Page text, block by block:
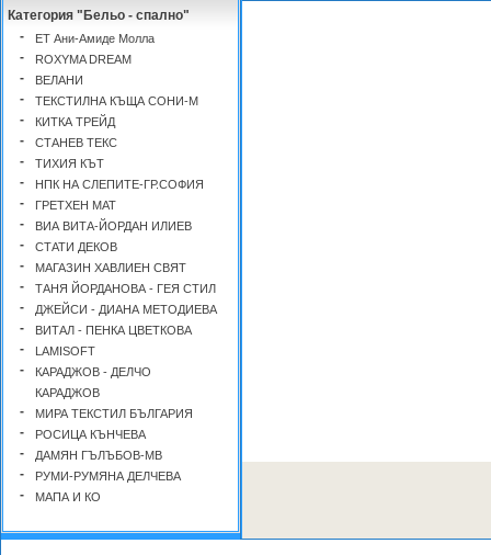
Категория "Бельо - спално"
-
ЕТ Ани-Амиде Молла
- ROXYMA DREAM
- ВЕЛАНИ
- ТЕКСТИЛНА КЪЩА СОНИ-М
- КИТКА ТРЕЙД
- СТАНЕВ ТЕКС
- ТИХИЯ КЪТ
- НПК НА СЛЕПИТЕ-ГР.СОФИЯ
- ГРЕТХЕН МАТ
- ВИА ВИТА-ЙОРДАН ИЛИЕВ
- СТАТИ ДЕКОВ
- МАГАЗИН ХАВЛИЕН СВЯТ
- ТАНЯ ЙОРДАНОВА - ГЕЯ СТИЛ
- ДЖЕЙСИ - ДИАНА МЕТОДИЕВА
- ВИТАЛ - ПЕНКА ЦВЕТКОВА
- LAMISOFT
-
КАРАДЖОВ - ДЕЛЧО
КАРАДЖОВ
- МИРА ТЕКСТИЛ БЪЛГАРИЯ
- РОСИЦА КЪНЧЕВА
- ДАМЯН ГЪЛЪБОВ-МВ
- РУМИ-РУМЯНА ДЕЛЧЕВА
- МАПА И КО
-
ИЙСТ УЕСТ БАЛКАНТЕКСТИЛ